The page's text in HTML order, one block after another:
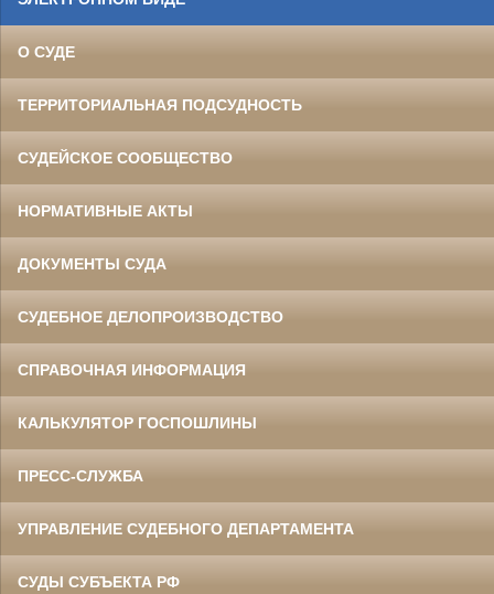
О СУДЕ
ТЕРРИТОРИАЛЬНАЯ ПОДСУДНОСТЬ
СУДЕЙСКОЕ СООБЩЕСТВО
НОРМАТИВНЫЕ АКТЫ
ДОКУМЕНТЫ СУДА
СУДЕБНОЕ ДЕЛОПРОИЗВОДСТВО
СПРАВОЧНАЯ ИНФОРМАЦИЯ
КАЛЬКУЛЯТОР ГОСПОШЛИНЫ
ПРЕСС-СЛУЖБА
УПРАВЛЕНИЕ СУДЕБНОГО ДЕПАРТАМЕНТА
СУДЫ СУБЪЕКТА РФ